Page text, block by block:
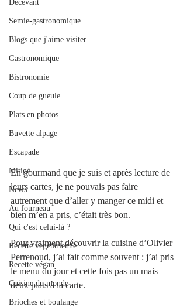
Décevant
Semie-gastronomique
Blogs que j'aime visiter
Gastronomique
Bistronomie
Coup de gueule
Plats en photos
Buvette alpage
Escapade
Mitigé
News
Au fourneau
Qui c'est celui-là ?
Recette végétarienne
Recette végan
Cuisine du monde
Brioches et boulange
En gourmand que je suis et après lecture de
leurs cartes, je ne pouvais pas faire
autrement que d’aller y manger ce midi et
bien m’en a pris, c’était très bon.
Pour vraiment découvrir la cuisine d’Olivier
Perrenoud, j’ai fait comme souvent : j’ai pris
le menu du jour et cette fois pas un mais
deux plats à la carte.